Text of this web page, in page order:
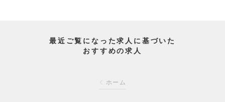
最近ご覧になった求人に基づいた
おすすめの求人
ホーム